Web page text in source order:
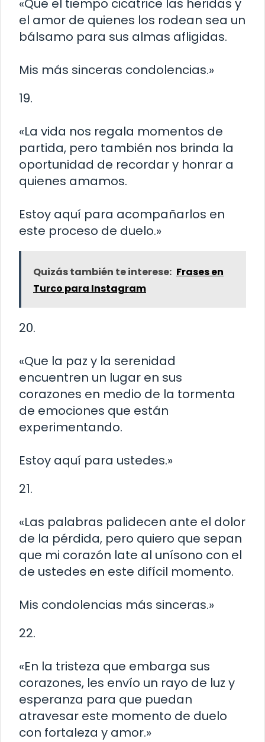
«Que el tiempo cicatrice las heridas y
el amor de quienes los rodean sea un
bálsamo para sus almas afligidas.
Mis más sinceras condolencias.»
19.
«La vida nos regala momentos de
partida, pero también nos brinda la
oportunidad de recordar y honrar a
quienes amamos.
Estoy aquí para acompañarlos en
este proceso de duelo.»
Quizás también te interese: Frases en
Turco para Instagram
20.
«Que la paz y la serenidad
encuentren un lugar en sus
corazones en medio de la tormenta
de emociones que están
experimentando.
Estoy aquí para ustedes.»
21.
«Las palabras palidecen ante el dolor
de la pérdida, pero quiero que sepan
que mi corazón late al unísono con el
de ustedes en este difícil momento.
Mis condolencias más sinceras.»
22.
«En la tristeza que embarga sus
corazones, les envío un rayo de luz y
esperanza para que puedan
atravesar este momento de duelo
con fortaleza y amor.»